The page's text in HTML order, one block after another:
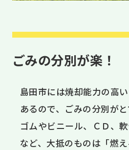
ごみの分別が楽！
島田市には焼却能力の高
あるので、ごみの分別が
ゴムやビニール、ＣＤ、
など、大抵のものは「燃